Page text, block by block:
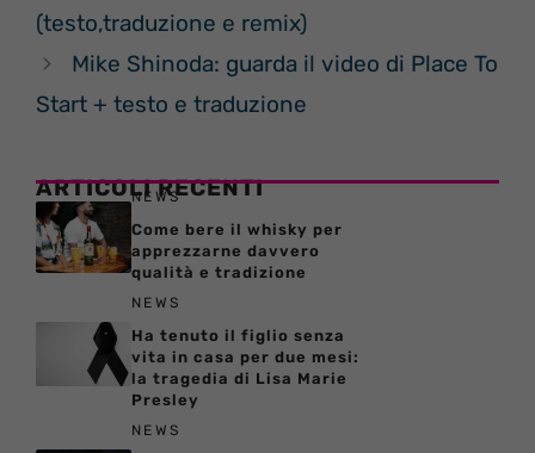
(testo,traduzione e remix)
Mike Shinoda: guarda il video di Place To
Start + testo e traduzione
ARTICOLI RECENTI
NEWS
Come bere il whisky per
apprezzarne davvero
qualità e tradizione
NEWS
Ha tenuto il figlio senza
vita in casa per due mesi:
la tragedia di Lisa Marie
Presley
NEWS